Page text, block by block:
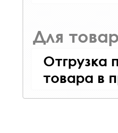
Для
Отгрузка
товара в